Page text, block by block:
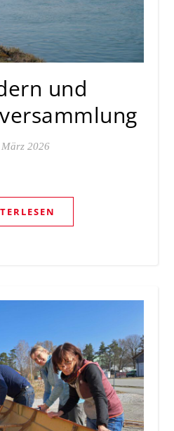
und
2026